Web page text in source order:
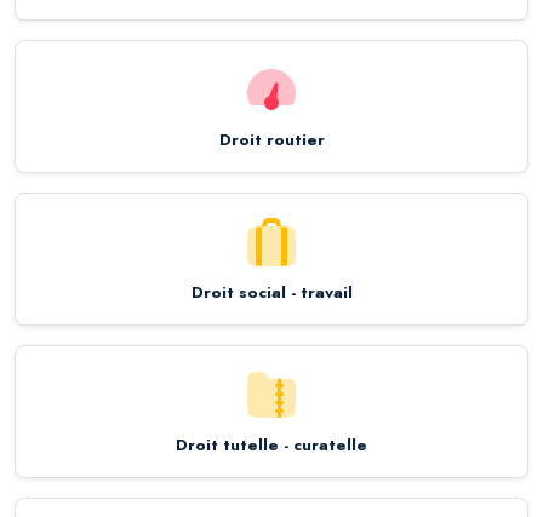
Droit routier
Droit social - travail
Droit tutelle - curatelle